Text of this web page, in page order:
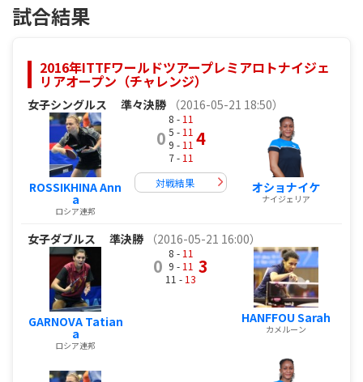
試合結果
2016年ITTFワールドツアープレミアロトナイジェ
リアオープン（チャレンジ）
女子シングルス 準々決勝 （2016-05-21 18:50）
ROSSIKHINA Ann
a
ロシア連邦
0
8 - 11
5 - 11
9 - 11
7 - 11
4
対戦結果 オショナイケ
ナイジェリア
女子ダブルス 準決勝 （2016-05-21 16:00）
GARNOVA Tatian
a
ロシア連邦
0
8 - 11
9 - 11
11 - 13
3
HANFFOU Sarah
カメルーン